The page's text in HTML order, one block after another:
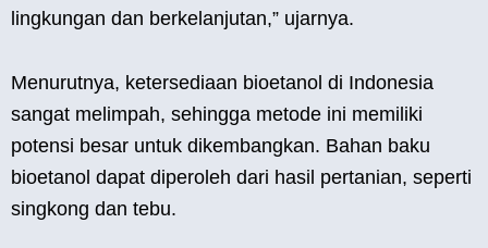
lingkungan dan berkelanjutan,” ujarnya.
Menurutnya, ketersediaan bioetanol di Indonesia
sangat melimpah, sehingga metode ini memiliki
potensi besar untuk dikembangkan. Bahan baku
bioetanol dapat diperoleh dari hasil pertanian, seperti
singkong dan tebu.